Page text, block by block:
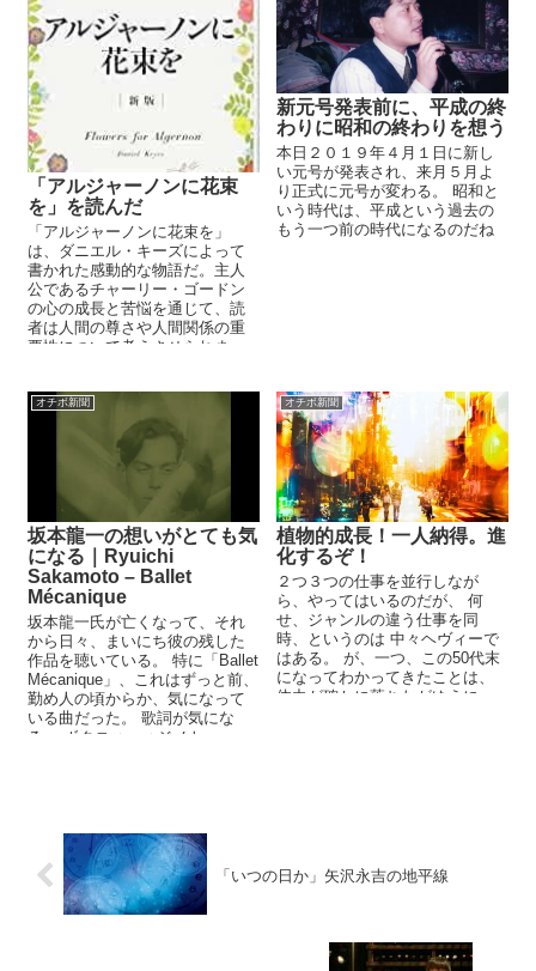
「アルジャーノンに花束
を」を読んだ
「アルジャーノンに花束を」
は、ダニエル・キーズによって
書かれた感動的な物語だ。主人
公であるチャーリー・ゴードン
の心の成長と苦悩を通じて、読
者は人間の尊さや人間関係の重
要性について考えさせられま
新元号発表前に、平成の終
わりに昭和の終わりを想う
本日２０１９年４月１日に新し
い元号が発表され、来月５月よ
り正式に元号が変わる。 昭和と
いう時代は、平成という過去の
もう一つ前の時代になるのだね
オチボ新聞
坂本龍一の想いがとても気
になる｜Ryuichi
Sakamoto – Ballet
Mécanique
坂本龍一氏が亡くなって、それ
から日々、まいにち彼の残した
作品を聴いている。 特に「Ballet
Mécanique」、これはずっと前、
勤め人の頃からか、気になって
いる曲だった。 歌詞が気にな
る。 ボクニハ ハジメト...
オチボ新聞
植物的成長！一人納得。進
化するぞ！
２つ３つの仕事を並行しなが
ら、やってはいるのだが、 何
せ、ジャンルの違う仕事を同
時、というのは 中々ヘヴィーで
はある。 が、一つ、この50代末
になってわかってきたことは、
体力が確かに落ちたがゆえに、
「いつの日か」矢沢永吉の地平線